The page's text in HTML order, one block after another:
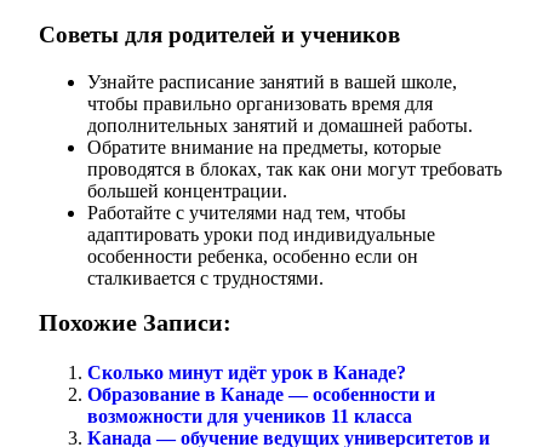
Советы для родителей и учеников
Узнайте расписание занятий в вашей школе,
чтобы правильно организовать время для
дополнительных занятий и домашней работы.
Обратите внимание на предметы, которые
проводятся в блоках, так как они могут требовать
большей концентрации.
Работайте с учителями над тем, чтобы
адаптировать уроки под индивидуальные
особенности ребенка, особенно если он
сталкивается с трудностями.
Похожие Записи:
Сколько минут идёт урок в Канаде?
Образование в Канаде — особенности и
возможности для учеников 11 класса
Канада — обучение ведущих университетов и